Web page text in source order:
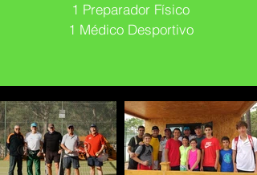
1 Preparador Físico
1 Médico Desportivo